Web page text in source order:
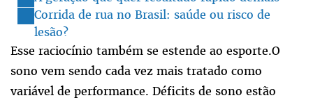
Corrida de rua no Brasil: saúde ou risco de
lesão?
Esse raciocínio também se estende ao esporte.O
sono vem sendo cada vez mais tratado como
variável de performance. Déficits de sono estão